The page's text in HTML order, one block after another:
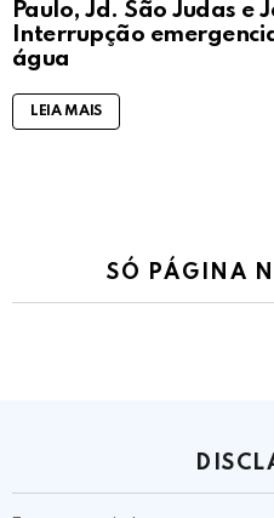
Paulo, Jd. São Judas e
Interrupção
água
LEIA MAIS
SÓ PÁGINA